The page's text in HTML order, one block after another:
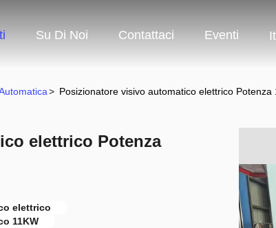
Su Di Noi Contattaci Eventi
> Posizionatore visivo automatico elettrico Potenza
elettrico Potenza
elettrico
11KW